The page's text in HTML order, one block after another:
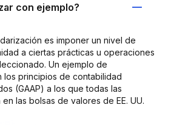
con ejemplo?
es imponer un nivel de
a ciertas prácticas u operaciones
Un ejemplo de
los principios de contabilidad
(GAAP) a los que todas las
las bolsas de valores de EE. UU.